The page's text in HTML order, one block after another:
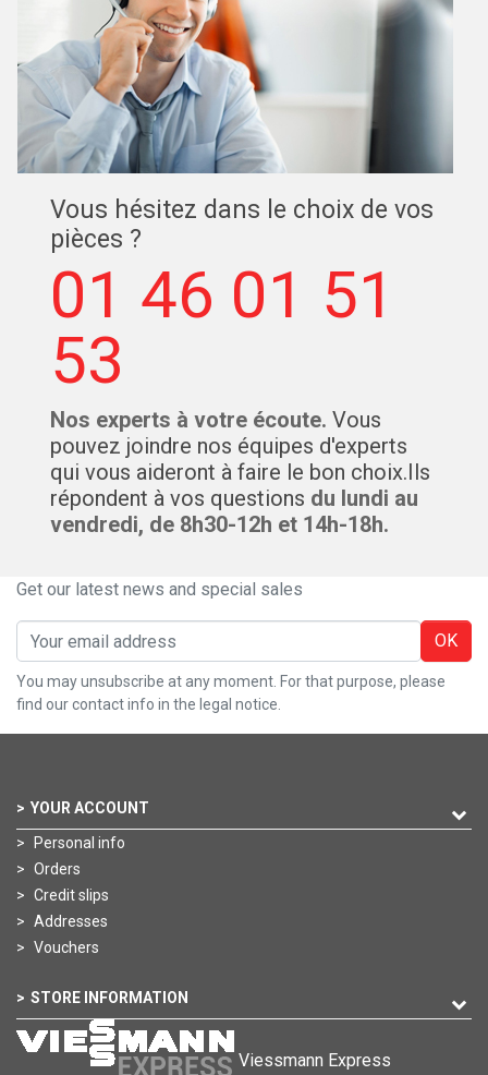
Vous hésitez dans le choix de vos
pièces ?
01 46 01 51
53
Nos experts à votre écoute. Vous
pouvez joindre nos équipes d'experts
qui vous aideront à faire le bon choix.Ils
répondent à vos questions du lundi au
vendredi, de 8h30-12h et 14h-18h.
Get our latest news and special sales
OK
You may unsubscribe at any moment. For that purpose, please
find our contact info in the legal notice.
YOUR ACCOUNT
Personal info
Orders
Credit slips
Addresses
Vouchers
STORE INFORMATION
Viessmann Express